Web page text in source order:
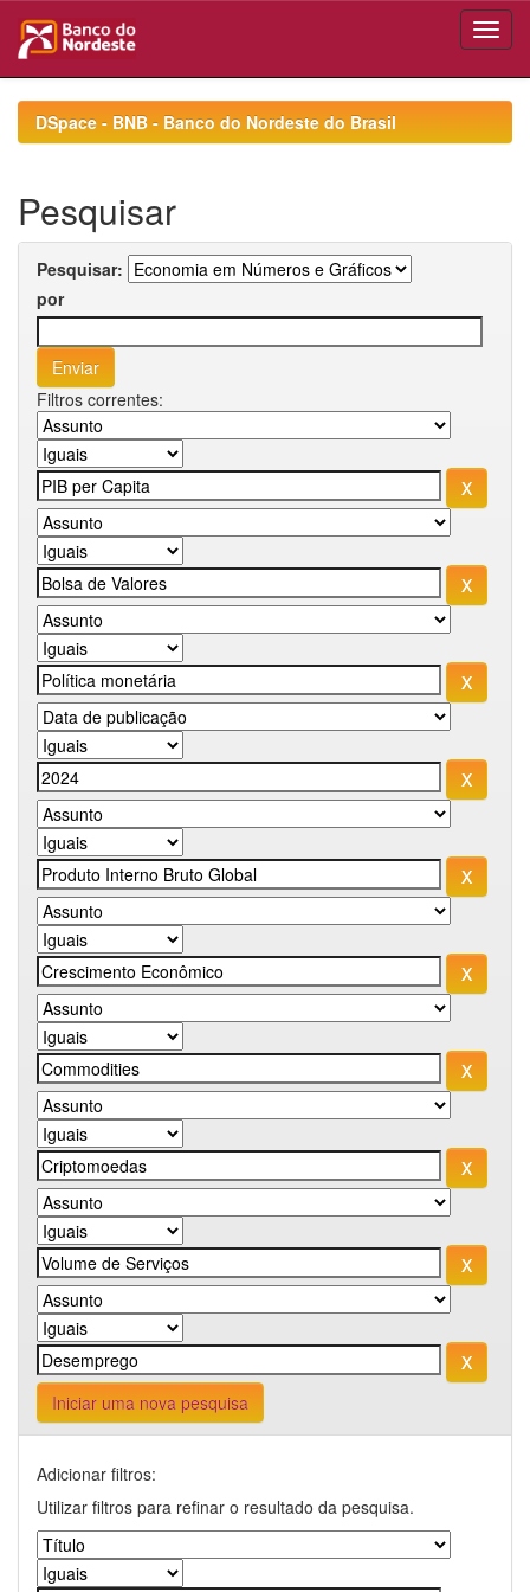
navigationDSpace - BNB - Banco do Nordeste do Brasil
Pesquisar
Pesquisar:
por
Filtros correntes:
Iniciar uma nova pesquisa
Adicionar filtros:
Utilizar filtros para refinar o resultado da pesquisa.